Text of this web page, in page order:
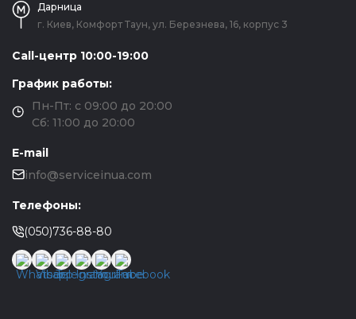
Дарница
г. Киев, Комфорт Таун, ул. Березнева, 16, корпус 3
Call-центр 10:00-19:00
График работы:
Пн-Пт: с 09:00 до 20:00
Сб: 11:00 до 20:00
E-mail
info@serviceinua.com
Телефоны:
(050)736-88-80